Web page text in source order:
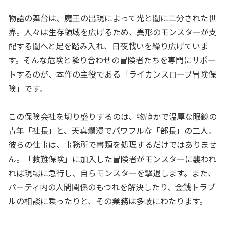
物語の舞台は、魔王の出現によって光と闇に二分された世
界。人々は生存領域を広げるため、異形のモンスターが支
配する闇へと足を踏み入れ、日夜戦いを繰り広げていま
す。そんな危険と隣り合わせの冒険者たちを専門にサポー
トするのが、本作の主役である「ライカンスロープ冒険保
険」です。
この保険会社を切り盛りするのは、物静かで温厚な眼鏡の
青年「社長」と、天真爛漫でパワフルな「部長」の二人。
彼らの仕事は、事務所で書類を処理するだけではありませ
ん。「救難保険」に加入した冒険者がモンスターに襲われ
れば現場に急行し、自らモンスターを撃退します。また、
パーティ内の人間関係のもつれを解決したり、金銭トラブ
ルの相談に乗ったりと、その業務は多岐にわたります。